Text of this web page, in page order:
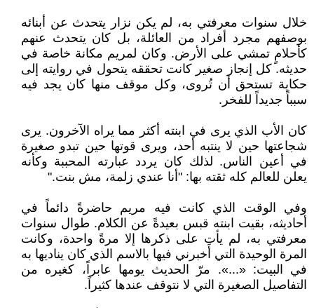
خلال سنوات معرفتي به، لم يكن نزار يتحدث عن أبنائه
بوصفهم مجرد أفراد من العائلة، بل كان يتحدث عنهم
كأحلامٍ تمشي على الأرض. وكان لمريم مكانة خاصة في
حديثه. كل إنجاز صغير كانت تحققه يتحول في روايته إلى
حكاية تستحق أن تُروى، وكل موقف منها كان يجد فيه
سبباً جديداً للفخر.
كان الأب الذي يرى في ابنته أكثر مما يراه الآخرون. يرى
شجاعتها حين لا ينتبه أحد، ويرى قوتها حين تبدو صغيرة
في أعين الناس. لذلك كان يردد عبارته المحببة وكأنه
يعلن للعالم كله ثقته بها: "أنا عندي زلمة، مش بنت."
وفي الوقت الذي كانت فيه مريم حاضرةً دائماً في
أحاديثه، بقيت ابنته قبس بعيدةً عن الكلام. طوال سنوات
معرفتي به، لم يأتِ على ذكرها إلا مرةً واحدة، وكانت
المرة الوحيدة التي أخبرني فيها بالاسم الذي كان يناديها به
في البيت: «...». مرّ الحديث يومها عابراً، كغيره من
التفاصيل الصغيرة التي لا نتوقف عندها كثيراً.